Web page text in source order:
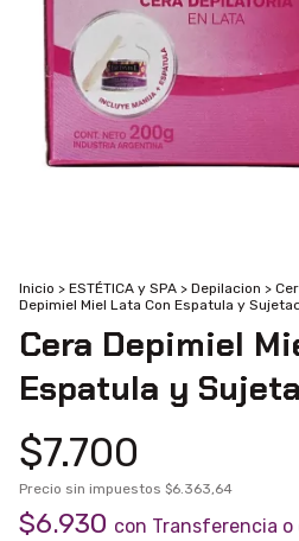
Inicio > ESTÉTICA y SPA > Depilacion >
Depimiel Miel Lata Con Espatula y
Cera Depimiel
Espatula y
$7.700
Precio sin impuestos $6.363,64
$6.930 con Transferencia o